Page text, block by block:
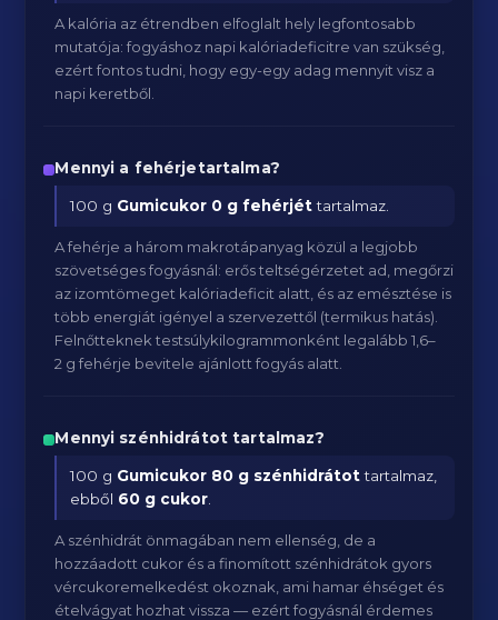
A kalória az étrendben elfoglalt hely legfontosabb
mutatója: fogyáshoz napi kalóriadeficitre van szükség,
ezért fontos tudni, hogy egy-egy adag mennyit visz a
napi keretből.
Mennyi a fehérjetartalma?
100 g Gumicukor 0 g fehérjéttartalmaz.
A fehérje a három makrotápanyag közül a legjobb
szövetséges fogyásnál: erős teltségérzetet ad, megőrzi
az izomtömeget kalóriadeficit alatt, és az emésztése is
több energiát igényel a szervezettől (termikus hatás).
Felnőtteknek testsúlykilogrammonként legalább 1,6–
2 g fehérje bevitele ajánlott fogyás alatt.
Mennyi szénhidrátot tartalmaz?
100 g Gumicukor 80 g szénhidrátottartalmaz,
ebből 60 g cukor
A szénhidrát önmagában nem ellenség, de a
hozzáadott cukor és a finomított szénhidrátok gyors
vércukoremelkedést okoznak, ami hamar éhséget és
ételvágyat hozhat vissza — ezért fogyásnál érdemes